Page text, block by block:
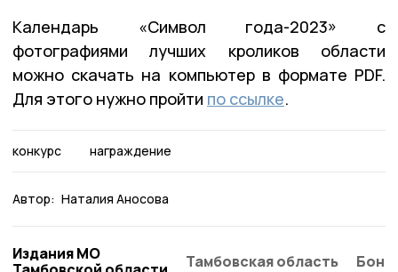
Календарь «Символ года-2023» с
фотографиями лучших кроликов области
можно скачать на компьютер в формате PDF.
Для этого нужно пройти по ссылке.
конкурс награждение
Автор: Наталия Аносова
Издания МО
Тамбовская область